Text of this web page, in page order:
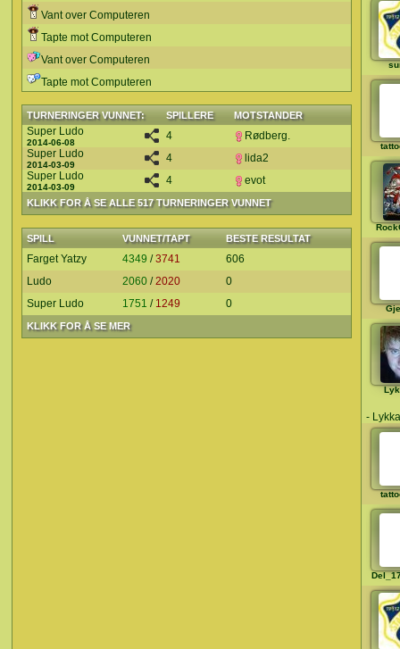
Vant over Computeren
Tapte mot Computeren
Vant over Computeren
Tapte mot Computeren
TURNERINGER VUNNET: SPILLERE MOTSTANDER
KLIKK FOR Å SE ALLE 517 TURNERINGER VUNNET
Super Ludo
2014-06-08
4
Rødberg.
Super Ludo
2014-03-09
4
lida2
Super Ludo
2014-03-09
4 evot
SPILL VUNNET/TAPT BESTE RESULTAT
KLIKK FOR Å SE MER
Farget Yatzy 4349 /3741
606
Ludo
2060 /2020
0
Super Ludo
1751 / 1249 0
-